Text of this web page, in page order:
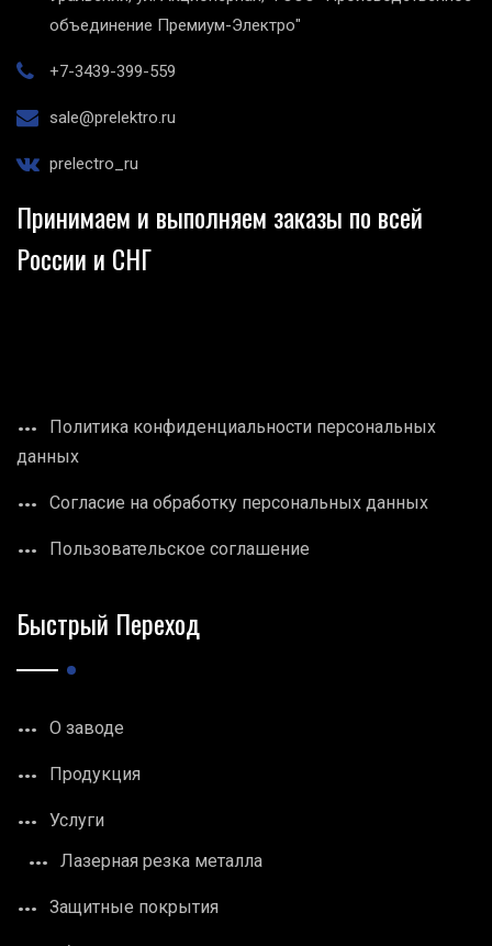
объединение Премиум-Электро"
+7-3439-399-559
sale@prelektro.ru
prelectro_ru
Принимаем и выполняем заказы по всей
России и СНГ
Политика конфиденциальности персональных
данных
Согласие на обработку персональных данных
Пользовательское соглашение
Быстрый Переход
О заводе
Продукция
Услуги
Лазерная резка металла
Защитные покрытия